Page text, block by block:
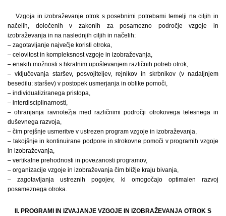
Vzgoja in izobraževanje otrok s posebnimi potrebami temelji na ciljih in
načelih, določenih v zakonih za posamezno področje vzgoje in
izobraževanja in na naslednjih ciljih in načelih:
– zagotavljanje največje koristi otroka,
– celovitost in kompleksnost vzgoje in izobraževanja,
– enakih možnosti s hkratnim upoštevanjem različnih potreb otrok,
– vključevanja staršev, posvojiteljev, rejnikov in skrbnikov (v nadaljnjem
besedilu: staršev) v postopek usmerjanja in oblike pomoči,
– individualiziranega pristopa,
– interdisciplinarnosti,
– ohranjanja ravnotežja med različnimi področji otrokovega telesnega in
duševnega razvoja,
– čim prejšnje usmeritve v ustrezen program vzgoje in izobraževanja,
– takojšnje in kontinuirane podpore in strokovne pomoči v programih vzgoje
in izobraževanja,
– vertikalne prehodnosti in povezanosti programov,
– organizacije vzgoje in izobraževanja čim bližje kraju bivanja,
– zagotavljanja ustreznih pogojev, ki omogočajo optimalen razvoj
posameznega otroka.
II. PROGRAMI IN IZVAJANJE VZGOJE IN IZOBRAŽEVANJA OTROK S